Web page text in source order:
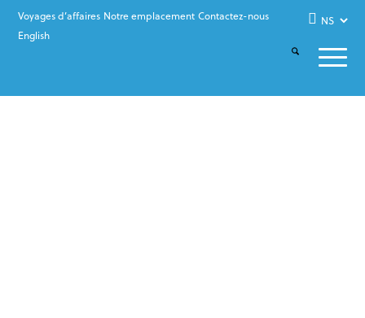
Voyages d’affaires Notre emplacement Contactez-nous
English